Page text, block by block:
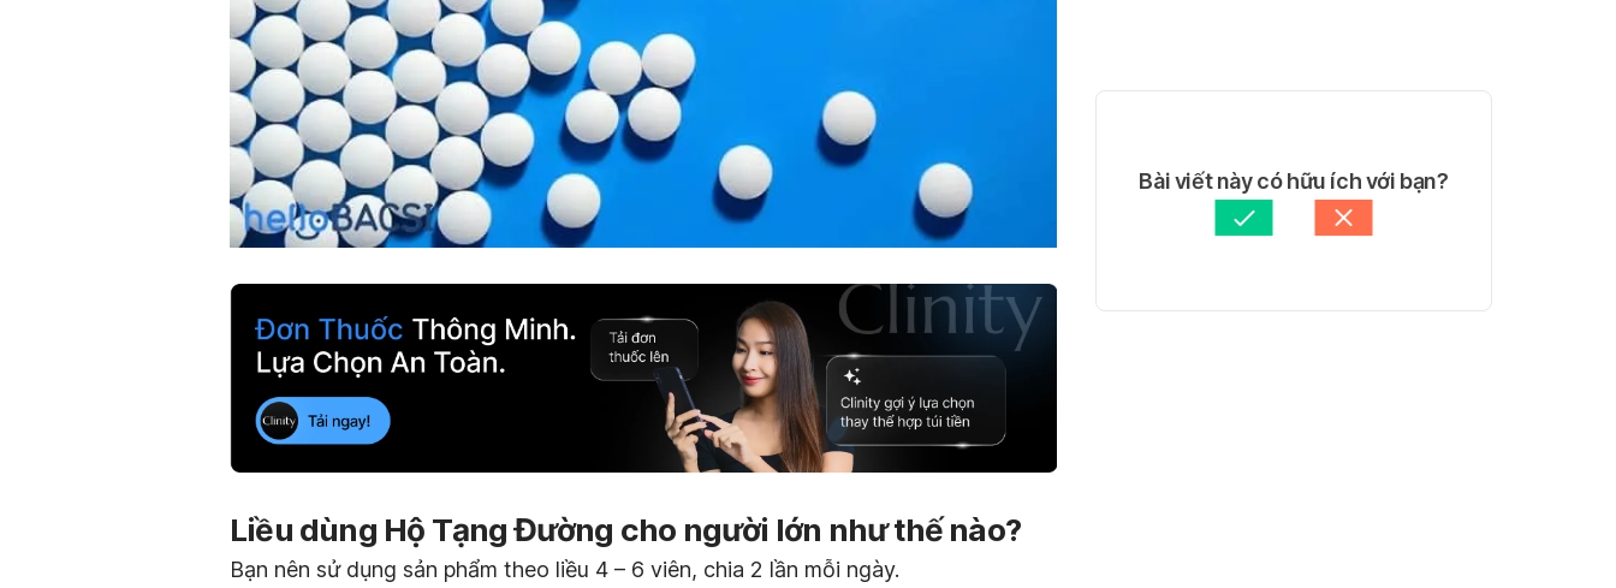
Liều dùng Hộ Tạng Đường cho người lớn như thế nào?
Bạn nên sử dụng sản phẩm theo liều 4 – 6 viên, chia 2 lần mỗi ngày.
Bài viết này có hữu ích với bạn?